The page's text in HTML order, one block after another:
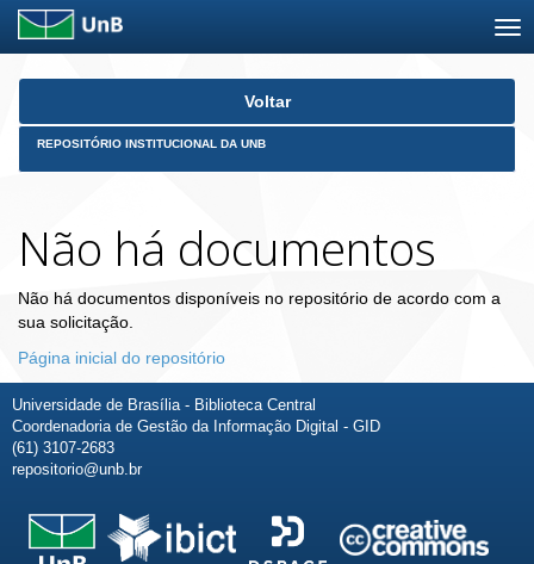
Skip
Voltar
REPOSITÓRIO INSTITUCIONAL DA UNB
Não há documentos
Não há documentos disponíveis no repositório de acordo com a
sua solicitação.
Página inicial do repositório
Universidade de Brasília - Biblioteca Central
Coordenadoria de Gestão da Informação Digital - GID
(61) 3107-2683
repositorio@unb.br